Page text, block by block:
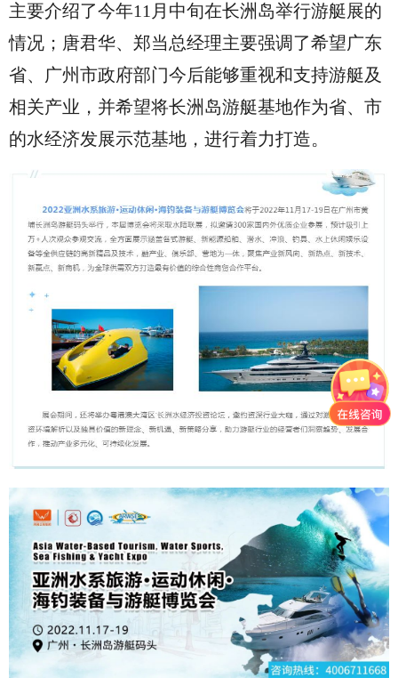
主要介绍了今年11月中旬在长洲岛举行游艇展的
情况；唐君华、郑当总经理主要强调了希望广东
省、广州市政府部门今后能够重视和支持游艇及
相关产业，并希望将长洲岛游艇基地作为省、市
的水经济发展示范基地，进行着力打造。